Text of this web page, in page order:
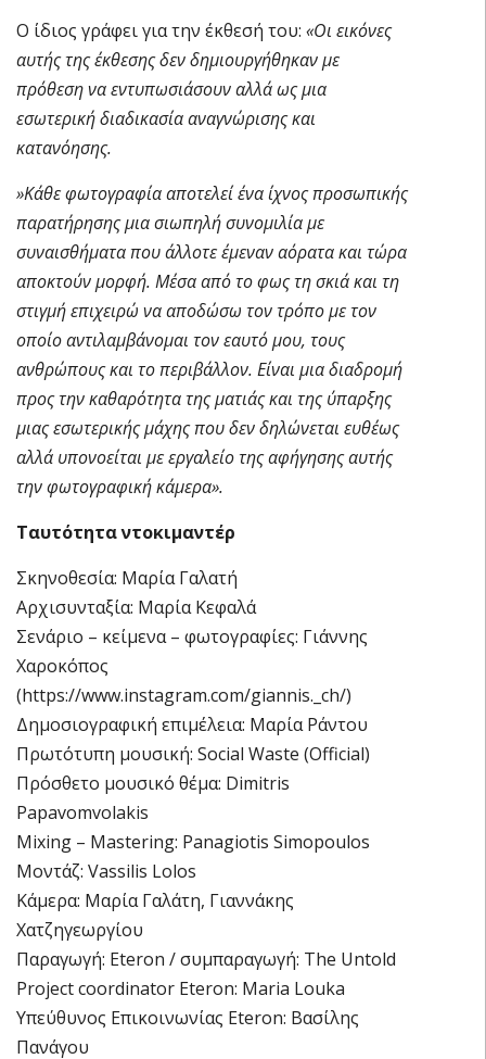
Ο ίδιος γράφει για την έκθεσή του: «Οι εικόνες
αυτής της έκθεσης δεν δημιουργήθηκαν με
πρόθεση να εντυπωσιάσουν αλλά ως μια
εσωτερική διαδικασία αναγνώρισης και
κατανόησης.
»Κάθε φωτογραφία αποτελεί ένα ίχνος προσωπικής
παρατήρησης μια σιωπηλή συνομιλία με
συναισθήματα που άλλοτε έμεναν αόρατα και τώρα
αποκτούν μορφή. Μέσα από το φως τη σκιά και τη
στιγμή επιχειρώ να αποδώσω τον τρόπο με τον
οποίο αντιλαμβάνομαι τον εαυτό μου, τους
ανθρώπους και το περιβάλλον. Είναι μια διαδρομή
προς την καθαρότητα της ματιάς και της ύπαρξης
μιας εσωτερικής μάχης που δεν δηλώνεται ευθέως
αλλά υπονοείται με εργαλείο της αφήγησης αυτής
την φωτογραφική κάμερα».
Ταυτότητα ντοκιμαντέρ
Σκηνοθεσία: Μαρία Γαλατή
Αρχισυνταξία: Μαρία Κεφαλά
Σενάριο – κείμενα – φωτογραφίες: Γιάννης
Χαροκόπος
(https://www.instagram.com/giannis._ch/)
Δημοσιογραφική επιμέλεια: Μαρία Ράντου
Πρωτότυπη μουσική: Social Waste (Official)
Πρόσθετο μουσικό θέμα: Dimitris
Papavomvolakis
Mixing – Mastering: Panagiotis Simopoulos
Μοντάζ: Vassilis Lolos
Κάμερα: Μαρία Γαλάτη, Γιαννάκης
Χατζηγεωργίου
Παραγωγή: Eteron / συμπαραγωγή: The Untold
Project coordinator Eteron: Maria Louka
Υπεύθυνος Επικοινωνίας Eteron: Βασίλης
Πανάγου